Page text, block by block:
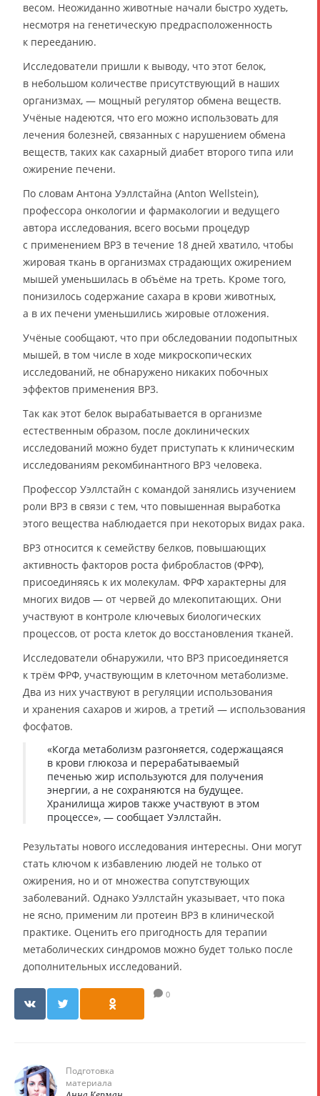
весом. Неожиданно животные начали быстро худеть,
несмотря на генетическую предрасположенность
к перееданию.
Исследователи пришли к выводу, что этот белок,
в небольшом количестве присутствующий в наших
организмах, — мощный регулятор обмена веществ.
Учёные надеются, что его можно использовать для
лечения болезней, связанных с нарушением обмена
веществ, таких как сахарный диабет второго типа или
ожирение печени.
По словам Антона Уэллстайна (Anton Wellstein),
профессора онкологии и фармакологии и ведущего
автора исследования, всего восьми процедур
с применением BP3 в течение 18 дней хватило, чтобы
жировая ткань в организмах страдающих ожирением
мышей уменьшилась в объёме на треть. Кроме того,
понизилось содержание сахара в крови животных,
а в их печени уменьшились жировые отложения.
Учёные сообщают, что при обследовании подопытных
мышей, в том числе в ходе микроскопических
исследований, не обнаружено никаких побочных
эффектов применения BP3.
Так как этот белок вырабатывается в организме
естественным образом, после доклинических
исследований можно будет приступать к клиническим
исследованиям рекомбинантного BP3 человека.
Профессор Уэллстайн с командой занялись изучением
роли BP3 в связи с тем, что повышенная выработка
этого вещества наблюдается при некоторых видах рака.
BP3 относится к семейству белков, повышающих
активность факторов роста фибробластов (ФРФ),
присоединяясь к их молекулам. ФРФ характерны для
многих видов — от червей до млекопитающих. Они
участвуют в контроле ключевых биологических
процессов, от роста клеток до восстановления тканей.
Исследователи обнаружили, что BP3 присоединяется
к трём ФРФ, участвующим в клеточном метаболизме.
Два из них участвуют в регуляции использования
и хранения сахаров и жиров, а третий — использования
фосфатов.
«Когда метаболизм разгоняется, содержащаяся
в крови глюкоза и перерабатываемый
печенью жир используются для получения
энергии, а не сохраняются на будущее.
Хранилища жиров также участвуют в этом
процессе», — сообщает Уэллстайн.
Результаты нового исследования интересны. Они могут
стать ключом к избавлению людей не только от
ожирения, но и от множества сопутствующих
заболеваний. Однако Уэллстайн указывает, что пока
не ясно, применим ли протеин BP3 в клинической
практике. Оценить его пригодность для терапии
метаболических синдромов можно будет только после
дополнительных исследований.
0
Подготовка
материала